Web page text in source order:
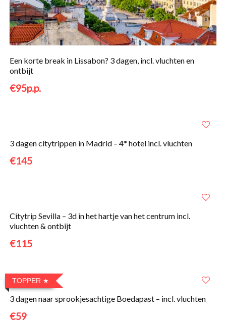
Een korte break in Lissabon? 3 dagen, incl. vluchten en
ontbijt
€95p.p.
3 dagen citytrippen in Madrid – 4* hotel incl. vluchten
€145
Citytrip Sevilla – 3d in het hartje van het centrum incl.
vluchten & ontbijt
€115
TOPPER
3 dagen naar sprookjesachtige Boedapast – incl. vluchten
€59